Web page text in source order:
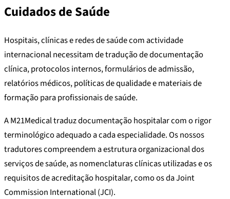
Cuidados de Saúde
Hospitais, clínicas e redes de saúde com actividade
internacional necessitam de tradução de documentação
clínica, protocolos internos, formulários de admissão,
relatórios médicos, políticas de qualidade e materiais de
formação para profissionais de saúde.
A M21Medical traduz documentação hospitalar com o rigor
terminológico adequado a cada especialidade. Os nossos
tradutores compreendem a estrutura organizacional dos
serviços de saúde, as nomenclaturas clínicas utilizadas e os
requisitos de acreditação hospitalar, como os da Joint
Commission International (JCI).